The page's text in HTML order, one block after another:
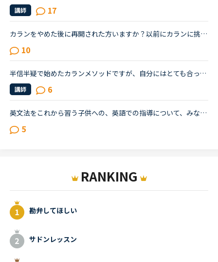
講師 17
カランをやめた後に再開された方いますか？以前にカランに挑戦しましたが、３〜４回やめています。ステージはたぶん５。復習に時間がかかるので、レッスンスケジュールがタイトになり諦めてしまいました。あと子...
10
半信半疑で始めたカランメソッドですが、自分にはとても合っていたようで、ステージ8FSRまで楽しく続けることができました。初めは聴くコンテンツを聞いても、なかなか理解できなかったのですが、最近あらためて...
講師 6
英文法をこれから習う子供への、英語での指導について、みなさん、どう思われますか？私は、説明そのものを英語で行うのは、少なくとも中学校の文法の範囲が一通り終わらないと、なかなか厳しいのではないかと思...
5
RANKING
勘弁してほしい
サドンレッスン